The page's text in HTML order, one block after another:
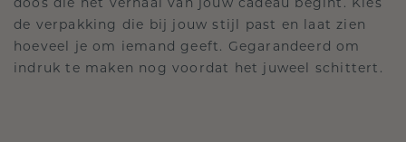
de verpakking die bij jouw stijl past en laat zien
hoeveel je om iemand geeft. Gegarandeerd om
indruk te maken nog voordat het juweel schittert.